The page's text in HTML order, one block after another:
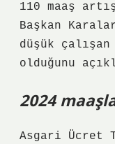
110 maaş
Başkan
düşük
olduğunu
2024
Asgari Ücret